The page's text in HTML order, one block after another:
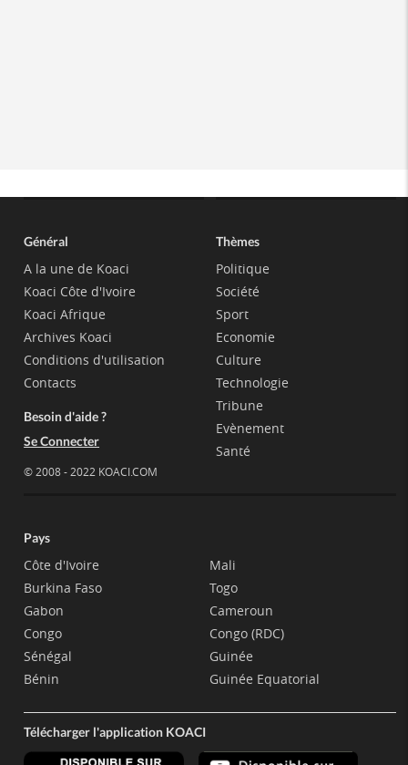
Général
A la une de Koaci
Koaci Côte d'Ivoire
Koaci Afrique
Archives Koaci
Conditions d'utilisation
Contacts
Besoin d'aide ?
Se Connecter
© 2008 - 2022 KOACI.COM
Thèmes
Politique
Société
Sport
Economie
Culture
Technologie
Tribune
Evènement
Santé
Pays
Côte d'Ivoire
Burkina Faso
Gabon
Congo
Sénégal
Bénin
Mali
Togo
Cameroun
Congo (RDC)
Guinée
Guinée Equatorial
Télécharger l'application KOACI